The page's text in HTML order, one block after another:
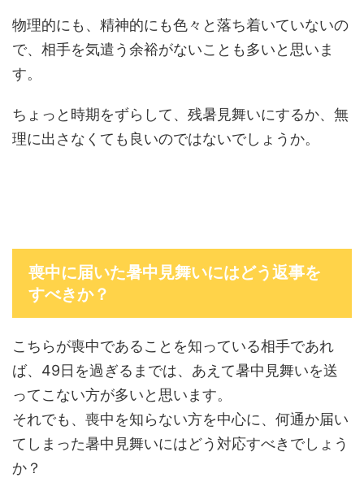
物理的にも、精神的にも色々と落ち着いていないの
で、相手を気遣う余裕がないことも多いと思いま
す。
ちょっと時期をずらして、残暑見舞いにするか、無
理に出さなくても良いのではないでしょうか。
喪中に届いた暑中見舞いにはどう返事を
すべきか？
こちらが喪中であることを知っている相手であれ
ば、49日を過ぎるまでは、あえて暑中見舞いを送
ってこない方が多いと思います。
それでも、喪中を知らない方を中心に、何通か届い
てしまった暑中見舞いにはどう対応すべきでしょう
か？